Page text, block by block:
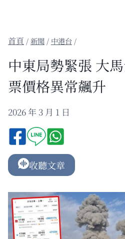
/新聞 / 中港台 /
中東局勢緊張 大
票價格異常飆升
2026 年 3 月 1 日
收聽文章